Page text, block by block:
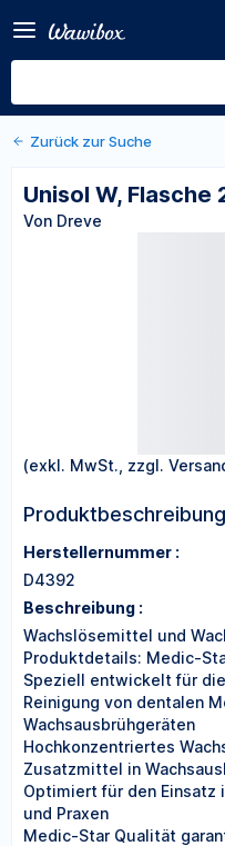
ml
Von Dreve
Zurück zur Suche
Unisol W, Flasche
Von Dreve
(exkl. MwSt., zzgl.
Produktbeschreibung
Herstellernummer :
D4392
Beschreibung :
Wachslösemittel und
Produktdetails: Medic-
Speziell entwickelt für
Reinigung von dentalen
Wachsausbrühgeräten
Hochkonzentriertes
Zusatzmittel in
Optimiert für den Einsatz
und Praxen
Medic-Star Qualität